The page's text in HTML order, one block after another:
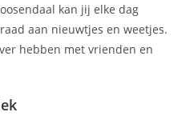
kan jij elke dag
aan nieuwtjes en weetjes.
hebben met vrienden en